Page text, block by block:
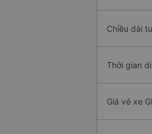
Chiều dài
Thời gian
Giá vé xe